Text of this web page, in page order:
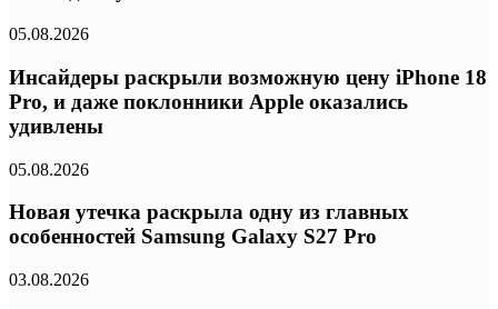
05.08.2026
Инсайдеры раскрыли возможную цену iPhone 18
Pro, и даже поклонники Apple оказались
удивлены
05.08.2026
Новая утечка раскрыла одну из главных
особенностей Samsung Galaxy S27 Pro
03.08.2026